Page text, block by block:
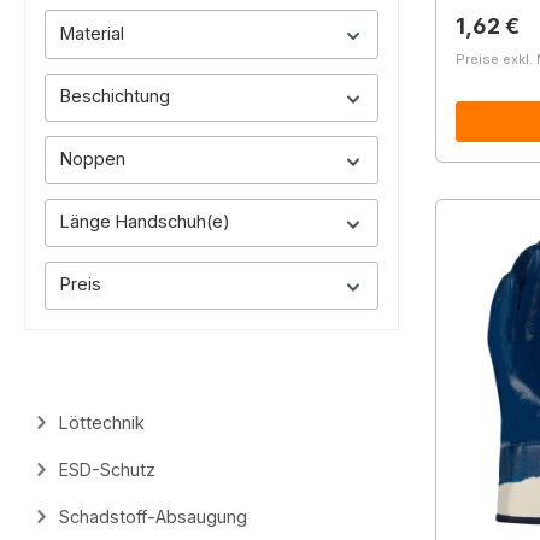
Material
Beschichtung
Noppen
Länge Handschuh(e)
Preis
Löttechnik
ESD-Schutz
Schadstoff-Absaugung
1,62 €
Preise exkl.